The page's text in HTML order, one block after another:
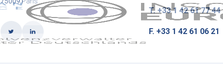
T. +33 1 42 61 77 44
F. +33 1 42 61 06 21